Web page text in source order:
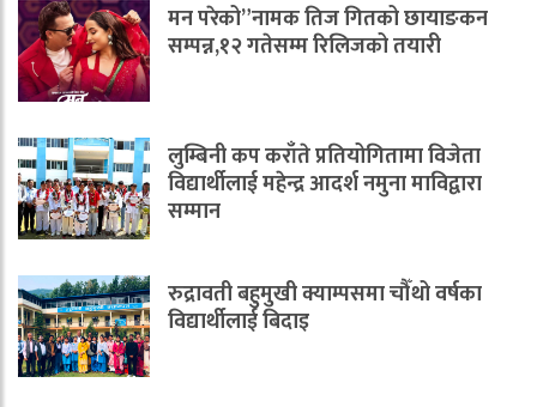
मन परेको”नामक तिज गितको छायाङकन
सम्पन्न,१२ गतेसम्म रिलिजको तयारी
लुम्बिनी कप कराँते प्रतियोगितामा विजेता
विद्यार्थीलाई महेन्द्र आदर्श नमुना माविद्वारा
सम्मान
रुद्रावती बहुमुखी क्याम्पसमा चौँथो वर्षका
विद्यार्थीलाई बिदाइ